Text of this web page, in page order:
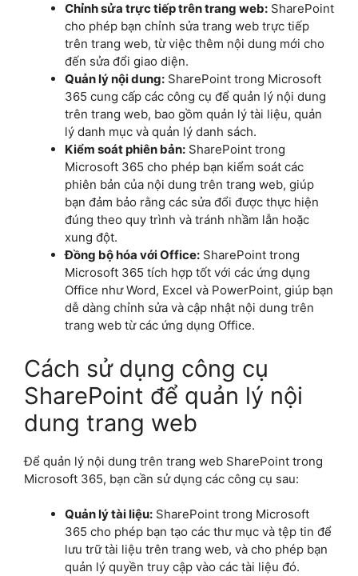
Chỉnh sửa trực tiếp trên trang web: SharePoint
cho phép bạn chỉnh sửa trang web trực tiếp
trên trang web, từ việc thêm nội dung mới cho
đến sửa đổi giao diện.
Quản lý nội dung: SharePoint trong Microsoft
365 cung cấp các công cụ để quản lý nội dung
trên trang web, bao gồm quản lý tài liệu, quản
lý danh mục và quản lý danh sách.
Kiểm soát phiên bản: SharePoint trong
Microsoft 365 cho phép bạn kiểm soát các
phiên bản của nội dung trên trang web, giúp
bạn đảm bảo rằng các sửa đổi được thực hiện
đúng theo quy trình và tránh nhầm lẫn hoặc
xung đột.
Đồng bộ hóa với Office: SharePoint trong
Microsoft 365 tích hợp tốt với các ứng dụng
Office như Word, Excel và PowerPoint, giúp bạn
dễ dàng chỉnh sửa và cập nhật nội dung trên
trang web từ các ứng dụng Office.
Cách sử dụng công cụ
SharePoint để quản lý nội
dung trang web
Để quản lý nội dung trên trang web SharePoint trong
Microsoft 365, bạn cần sử dụng các công cụ sau:
Quản lý tài liệu: SharePoint trong Microsoft
365 cho phép bạn tạo các thư mục và tệp tin để
lưu trữ tài liệu trên trang web, và cho phép bạn
quản lý quyền truy cập vào các tài liệu đó.